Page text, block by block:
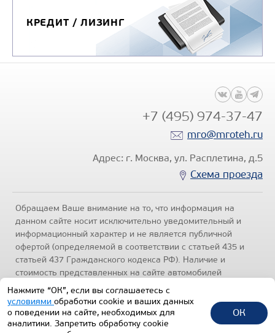
КРЕДИТ / ЛИЗИНГ
+7 (495) 974-37-47
mro@mroteh.ru
Адрес: г. Москва, ул. Расплетина, д.5
Схема проезда
Обращаем Ваше внимание на то, что информация на
данном сайте носит исключительно уведомительный и
информационный характер и не является публичной
офертой (определяемой в соответствии с статьей 435 и
статьей 437 Гражданского кодекса РФ). Наличие и
стоимость представленных на сайте автомобилей
уточняйте по телефонам отделов продаж, представленных
в разделе "Контакты" настоящего ресурса.
конфиденциальности.
Нажмите “ОК”, если вы соглашаетесь с
условиями обработки cookie и ваших данных
о поведении на сайте, необходимых для
аналитики. Запретить обработку cookie
ОК